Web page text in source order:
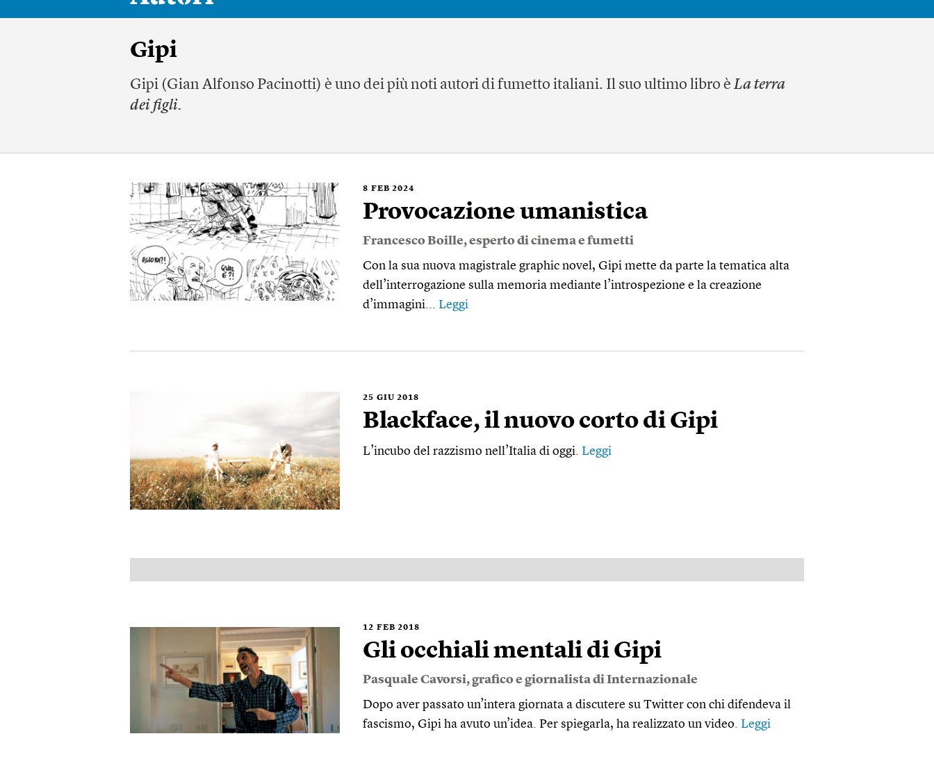
Gipi
Gipi (Gian Alfonso Pacinotti) è uno dei più noti autori di fumetto italiani. Il suo ultimo libro è La terra
dei figli.
8 FEB 2024
Provocazione umanistica
Francesco Boille, esperto di cinema e fumetti
Con la sua nuova magistrale graphic novel, Gipi mette da parte la tematica alta
dell’interrogazione sulla memoria mediante l’introspezione e la creazione
d’immagini... Leggi
25 GIU 2018
Blackface, il nuovo corto di Gipi
L’incubo del razzismo nell’Italia di oggi. Leggi
12 FEB 2018
Gli occhiali mentali di Gipi
Pasquale Cavorsi, grafico e giornalista di Internazionale
Dopo aver passato un’intera giornata a discutere su Twitter con chi difendeva il
fascismo, Gipi ha avuto un’idea. Per spiegarla, ha realizzato un video. Leggi